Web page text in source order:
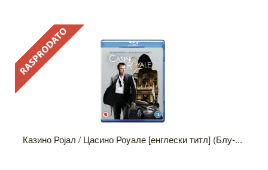
Казино Ројал / Цасино Роyале [енглески титл] (Блу-...